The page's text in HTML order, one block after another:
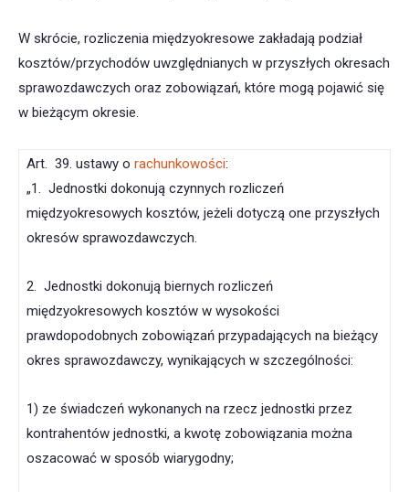
W skrócie, rozliczenia międzyokresowe zakładają podział
kosztów/przychodów uwzględnianych w przyszłych okresach
sprawozdawczych oraz zobowiązań, które mogą pojawić się
w bieżącym okresie.
Art. 39. ustawy o rachunkowości:
„1. Jednostki dokonują czynnych rozliczeń
międzyokresowych kosztów, jeżeli dotyczą one przyszłych
okresów sprawozdawczych.
2. Jednostki dokonują biernych rozliczeń
międzyokresowych kosztów w wysokości
prawdopodobnych zobowiązań przypadających na bieżący
okres sprawozdawczy, wynikających w szczególności:
1) ze świadczeń wykonanych na rzecz jednostki przez
kontrahentów jednostki, a kwotę zobowiązania można
oszacować w sposób wiarygodny;